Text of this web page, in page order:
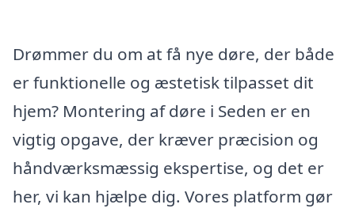
Drømmer du om at få nye døre, der både
er funktionelle og æstetisk tilpasset dit
hjem? Montering af døre i Seden er en
vigtig opgave, der kræver præcision og
håndværksmæssig ekspertise, og det er
her, vi kan hjælpe dig. Vores platform gør